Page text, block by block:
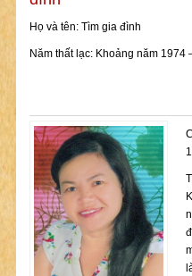
Họ và tên: Tìm gia đình
Năm thất lạc: Khoảng năm 1974